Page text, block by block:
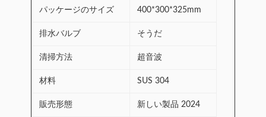
パッケージのサイズ 400*300*325mm
排水バルブ そうだ
清掃方法 超音波
材料 SUS 304
販売形態 新しい製品 2024